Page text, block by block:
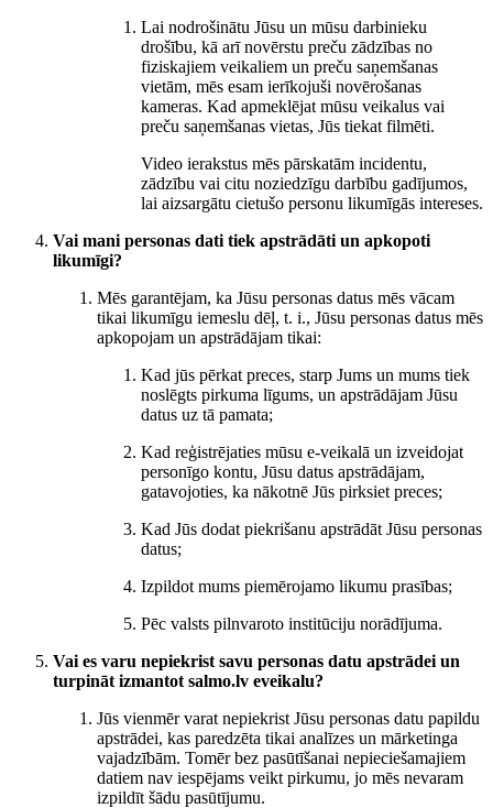
Lai nodrošinātu Jūsu un mūsu darbinieku
drošību, kā arī novērstu preču zādzības no
fiziskajiem veikaliem un preču saņemšanas
vietām, mēs esam ierīkojuši novērošanas
kameras. Kad apmeklējat mūsu veikalus vai
preču saņemšanas vietas, Jūs tiekat filmēti.
Video ierakstus mēs pārskatām incidentu,
zādzību vai citu noziedzīgu darbību gadījumos,
lai aizsargātu cietušo personu likumīgās intereses.
Vai mani personas dati tiek apstrādāti un apkopoti
likumīgi?
Mēs garantējam, ka Jūsu personas datus mēs vācam
tikai likumīgu iemeslu dēļ, t. i., Jūsu personas datus mēs
apkopojam un apstrādājam tikai:
Kad jūs pērkat preces, starp Jums un mums tiek
noslēgts pirkuma līgums, un apstrādājam Jūsu
datus uz tā pamata;
Kad reģistrējaties mūsu e-veikalā un izveidojat
personīgo kontu, Jūsu datus apstrādājam,
gatavojoties, ka nākotnē Jūs pirksiet preces;
Kad Jūs dodat piekrišanu apstrādāt Jūsu personas
datus;
Izpildot mums piemērojamo likumu prasības;
Pēc valsts pilnvaroto institūciju norādījuma.
Vai es varu nepiekrist savu personas datu apstrādei un
turpināt izmantot salmo.lv eveikalu?
Jūs vienmēr varat nepiekrist Jūsu personas datu papildu
apstrādei, kas paredzēta tikai analīzes un mārketinga
vajadzībām. Tomēr bez pasūtīšanai nepieciešamajiem
datiem nav iespējams veikt pirkumu, jo mēs nevaram
izpildīt šādu pasūtījumu.